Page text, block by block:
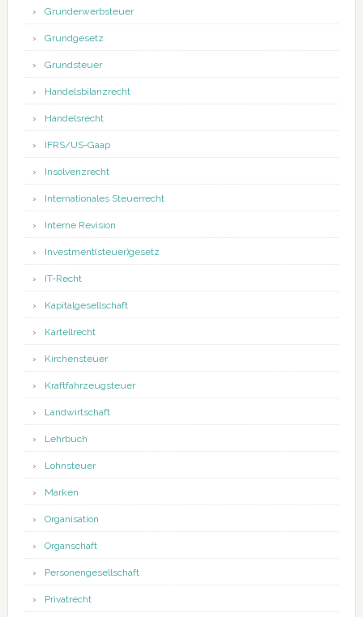
Grunderwerbsteuer
Grundgesetz
Grundsteuer
Handelsbilanzrecht
Handelsrecht
IFRS/US-Gaap
Insolvenzrecht
Internationales Steuerrecht
Interne Revision
Investment(steuer)gesetz
IT-Recht
Kapitalgesellschaft
Kartellrecht
Kirchensteuer
Kraftfahrzeugsteuer
Landwirtschaft
Lehrbuch
Lohnsteuer
Marken
Organisation
Organschaft
Personengesellschaft
Privatrecht